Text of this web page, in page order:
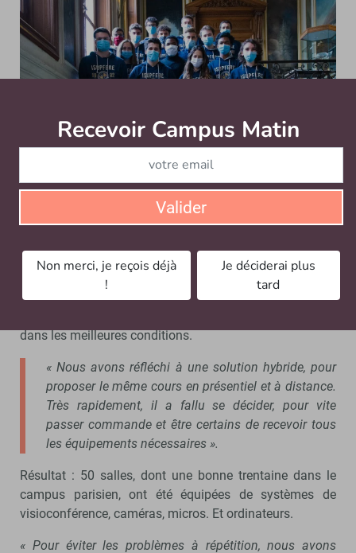
Les élèves de première année de Mines ParisTech-PSL ont
vécu une rentrée 2020 hybride. - © Mines ParisTech /
Stéphane Boda 2020
Et cette rentrée, alors ? Dès l’été, la DSI était sur le pied
de guerre, pour la préparer. Avec une obsession :
dans les meilleures conditions.
« Nous avons réfléchi à une solution hybride, pour
proposer le même cours en présentiel et à distance.
Très rapidement, il a fallu se décider, pour vite
passer commande et être certains de recevoir tous
les équipements nécessaires ».
Résultat : 50 salles, dont une bonne trentaine dans le
campus parisien, ont été équipées de systèmes de
visioconférence, caméras, micros. Et ordinateurs.
« Pour éviter les problèmes à répétition, nous avons
Recevoir Campus Matin
Valider
Non merci, je reçois déjà
!
Je déciderai plus
tard